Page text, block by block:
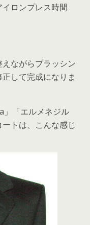
ロンプレス時間
ながらブラッシン
して完成になりま
「エルメネジル
トは、こんな感じ